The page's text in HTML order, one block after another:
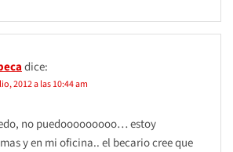
dice:
2012 a las 10:44 am
no puedooooooooo… estoy
y en mi oficina.. el becario cree que